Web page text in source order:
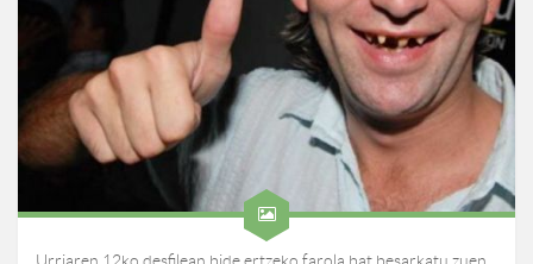
Urriaren 12ko desfilean bide ertzeko farola bat besarkatu zuen